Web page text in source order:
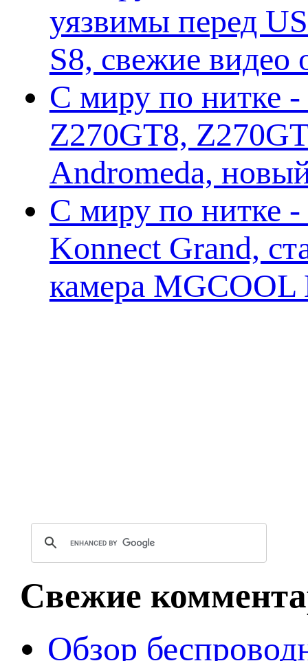
уязвимы перед
S8, свежие
С миру по нитке -
Z270GT8,
Andromeda,
С миру по нитке -
Konnect Grand,
камера MGCOOL
Свежие
Обзор